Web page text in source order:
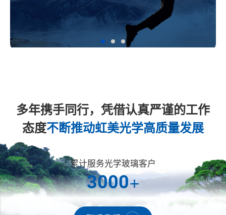
多年携手同行，凭借认真严谨的工作
态度不断推动虹美光学高质量发展
累计服务光学玻璃客户
3000+